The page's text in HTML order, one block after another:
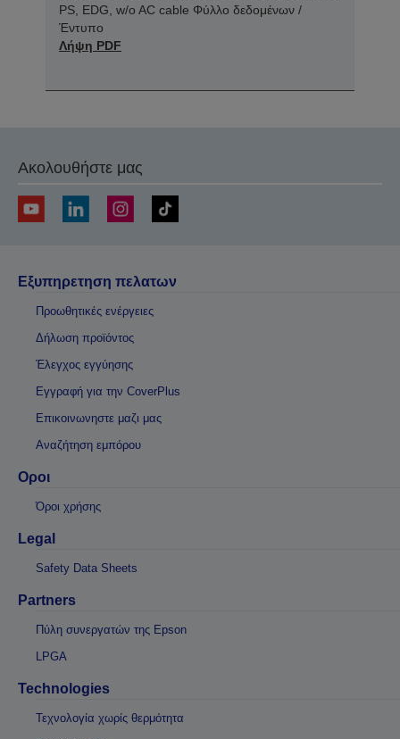
PS, EDG, w/o AC cable Φύλλο δεδομένων /
Έντυπο
Λήψη PDF
Ακολουθήστε μας
Εξυπηρετηση πελατων
Προωθητικές ενέργειες
Δήλωση προϊόντος
Έλεγχος εγγύησης
Εγγραφή για την CoverPlus
Επικοινωνηστε μαζι μας
Αναζήτηση εμπόρου
Οροι
Όροι χρήσης
Legal
Safety Data Sheets
Partners
Πύλη συνεργατών της Epson
LPGA
Technologies
Τεχνολογία χωρίς θερμότητα